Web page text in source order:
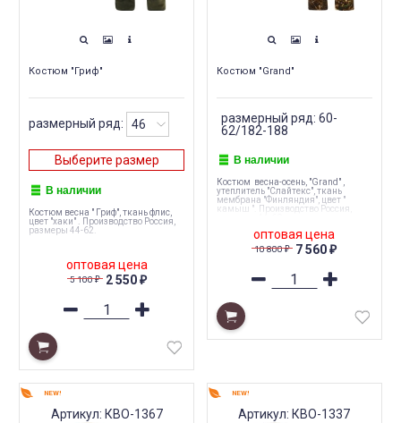
Костюм "Гриф"
размерный ряд:
Выберите размер
В наличии
Костюм весна " Гриф", ткань флис,
цвет "хаки" . Производство Россия,
размеры 44-62.
оптовая цена
5 100₽ 2 550 ₽
Костюм "Grand"
размерный ряд: 60-
62/182-188
В наличии
Костюм весна-осень, "Grand" ,
утеплитель "Слайтекс", ткань
мембрана "Финляндия", цвет "
камыш ". Производство Россия,
оптовая цена
10 800₽ 7 560₽
NEW!
Артикул: КВО-1367
NEW!
Артикул: КВО-1337